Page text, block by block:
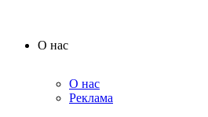
О нас
О нас
Реклама